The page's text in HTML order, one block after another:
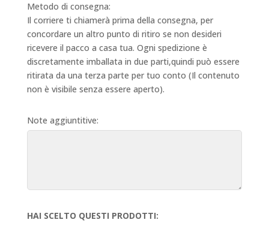
Metodo di consegna:
Il corriere ti chiamerà prima della consegna, per
concordare un altro punto di ritiro se non desideri
ricevere il pacco a casa tua. Ogni spedizione è
discretamente imballata in due parti,quindi può essere
ritirata da una terza parte per tuo conto (Il contenuto
non è visibile senza essere aperto).
Note aggiuntitive:
HAI SCELTO QUESTI PRODOTTI: